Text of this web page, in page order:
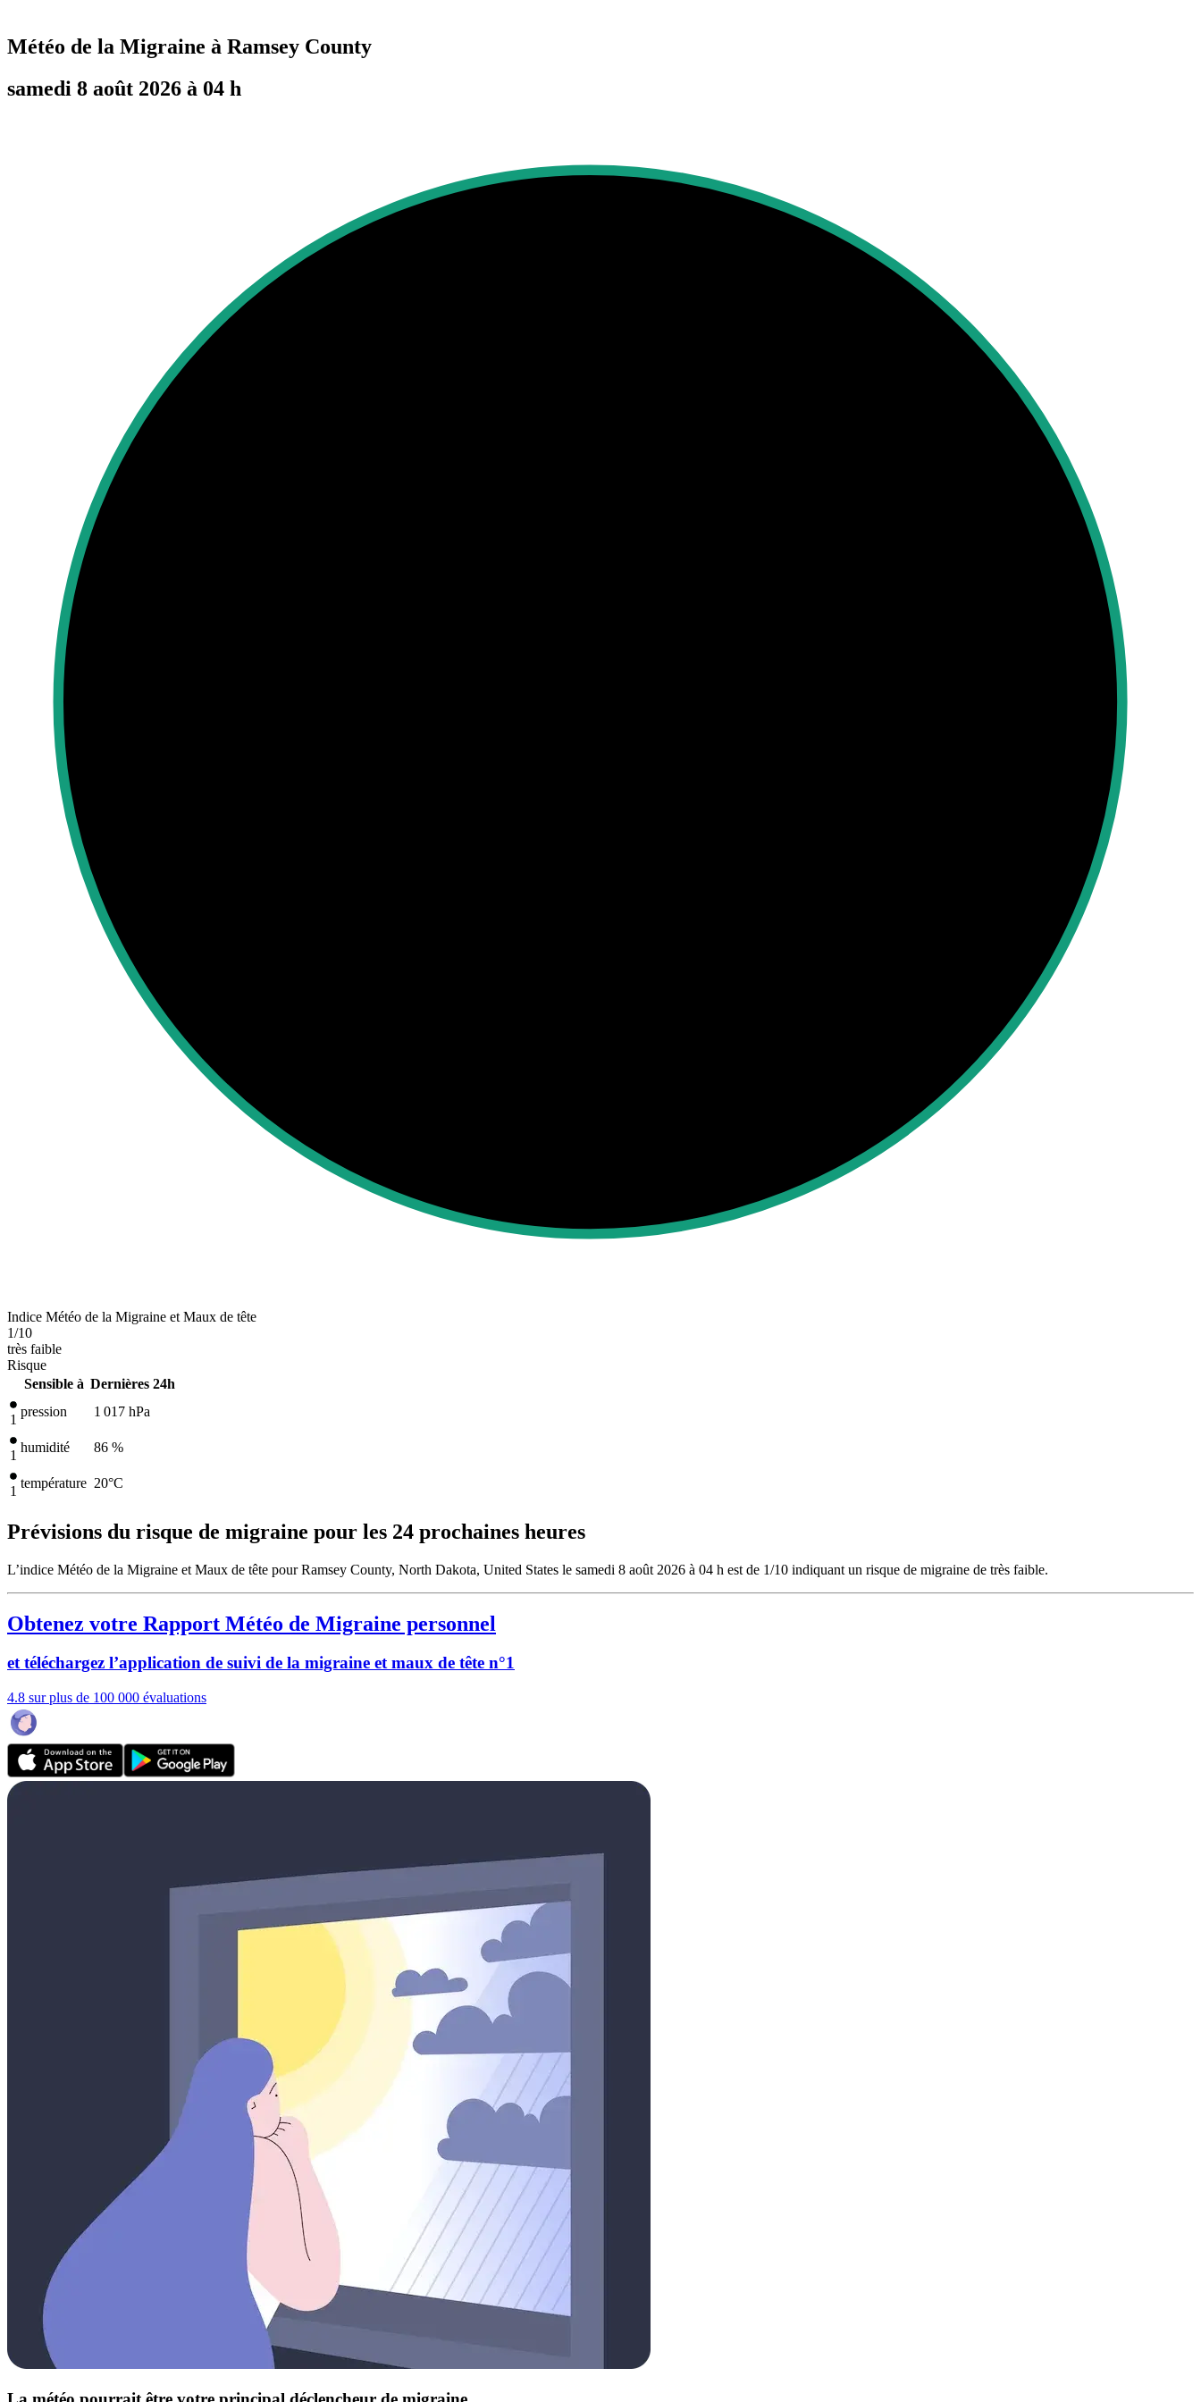
Météo de la Migraine à Ramsey County
samedi 8 août 2026 à 04 h
Indice Météo de la Migraine et Maux de tête
1/10
très faible
Risque
Sensible à Dernières 24h
1
pression 1 017 hPa
1
humidité 86 %
1
température 20°C
Prévisions du risque de migraine pour les 24 prochaines heures
L’indice Météo de la Migraine et Maux de tête pour Ramsey County, North Dakota, United States le samedi 8 août 2026 à 04 h est de 1/10 indiquant un risque de migraine de très faible.
Obtenez votre Rapport Météo de Migraine personnel
et téléchargez l’application de suivi de la migraine et maux de tête n°1
4.8 sur plus de 100 000 évaluations